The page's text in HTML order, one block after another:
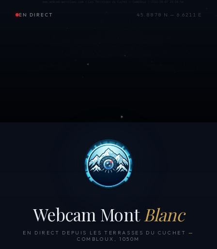
EN DIRECT 45.8878 N — 6.6211 E
Webcam Mont Blanc
EN DIRECT DEPUIS LES TERRASSES DU CUCHET —
COMBLOUX, 1050M